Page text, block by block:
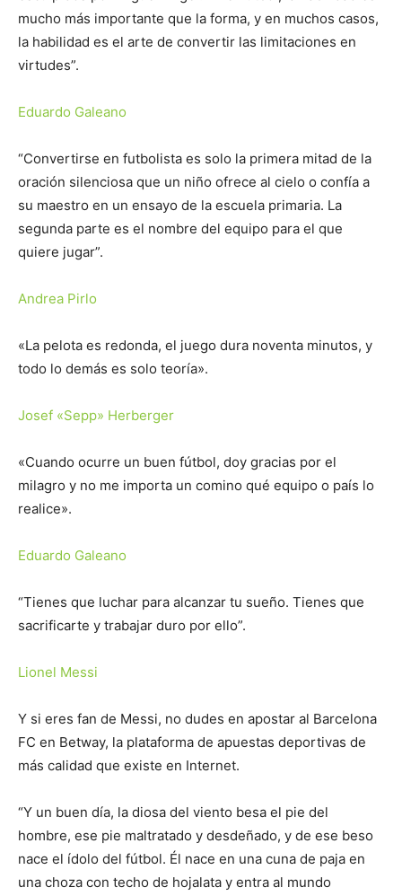
mucho más importante que la forma, y ​​en muchos casos,
la habilidad es el arte de convertir las limitaciones en
virtudes”.
Eduardo Galeano
“Convertirse en futbolista es solo la primera mitad de la
oración silenciosa que un niño ofrece al cielo o confía a
su maestro en un ensayo de la escuela primaria. La
segunda parte es el nombre del equipo para el que
quiere jugar”.
Andrea Pirlo
«La pelota es redonda, el juego dura noventa minutos, y
todo lo demás es solo teoría».
Josef «Sepp» Herberger
«Cuando ocurre un buen fútbol, ​​doy gracias por el
milagro y no me importa un comino qué equipo o país lo
realice».
Eduardo Galeano
“Tienes que luchar para alcanzar tu sueño. Tienes que
sacrificarte y trabajar duro por ello”.
Lionel Messi
Y si eres fan de Messi, no dudes en apostar al Barcelona
FC en Betway, la plataforma de apuestas deportivas de
más calidad que existe en Internet.
“Y un buen día, la diosa del viento besa el pie del
hombre, ese pie maltratado y desdeñado, y de ese beso
nace el ídolo del fútbol. Él nace en una cuna de paja en
una choza con techo de hojalata y entra al mundo